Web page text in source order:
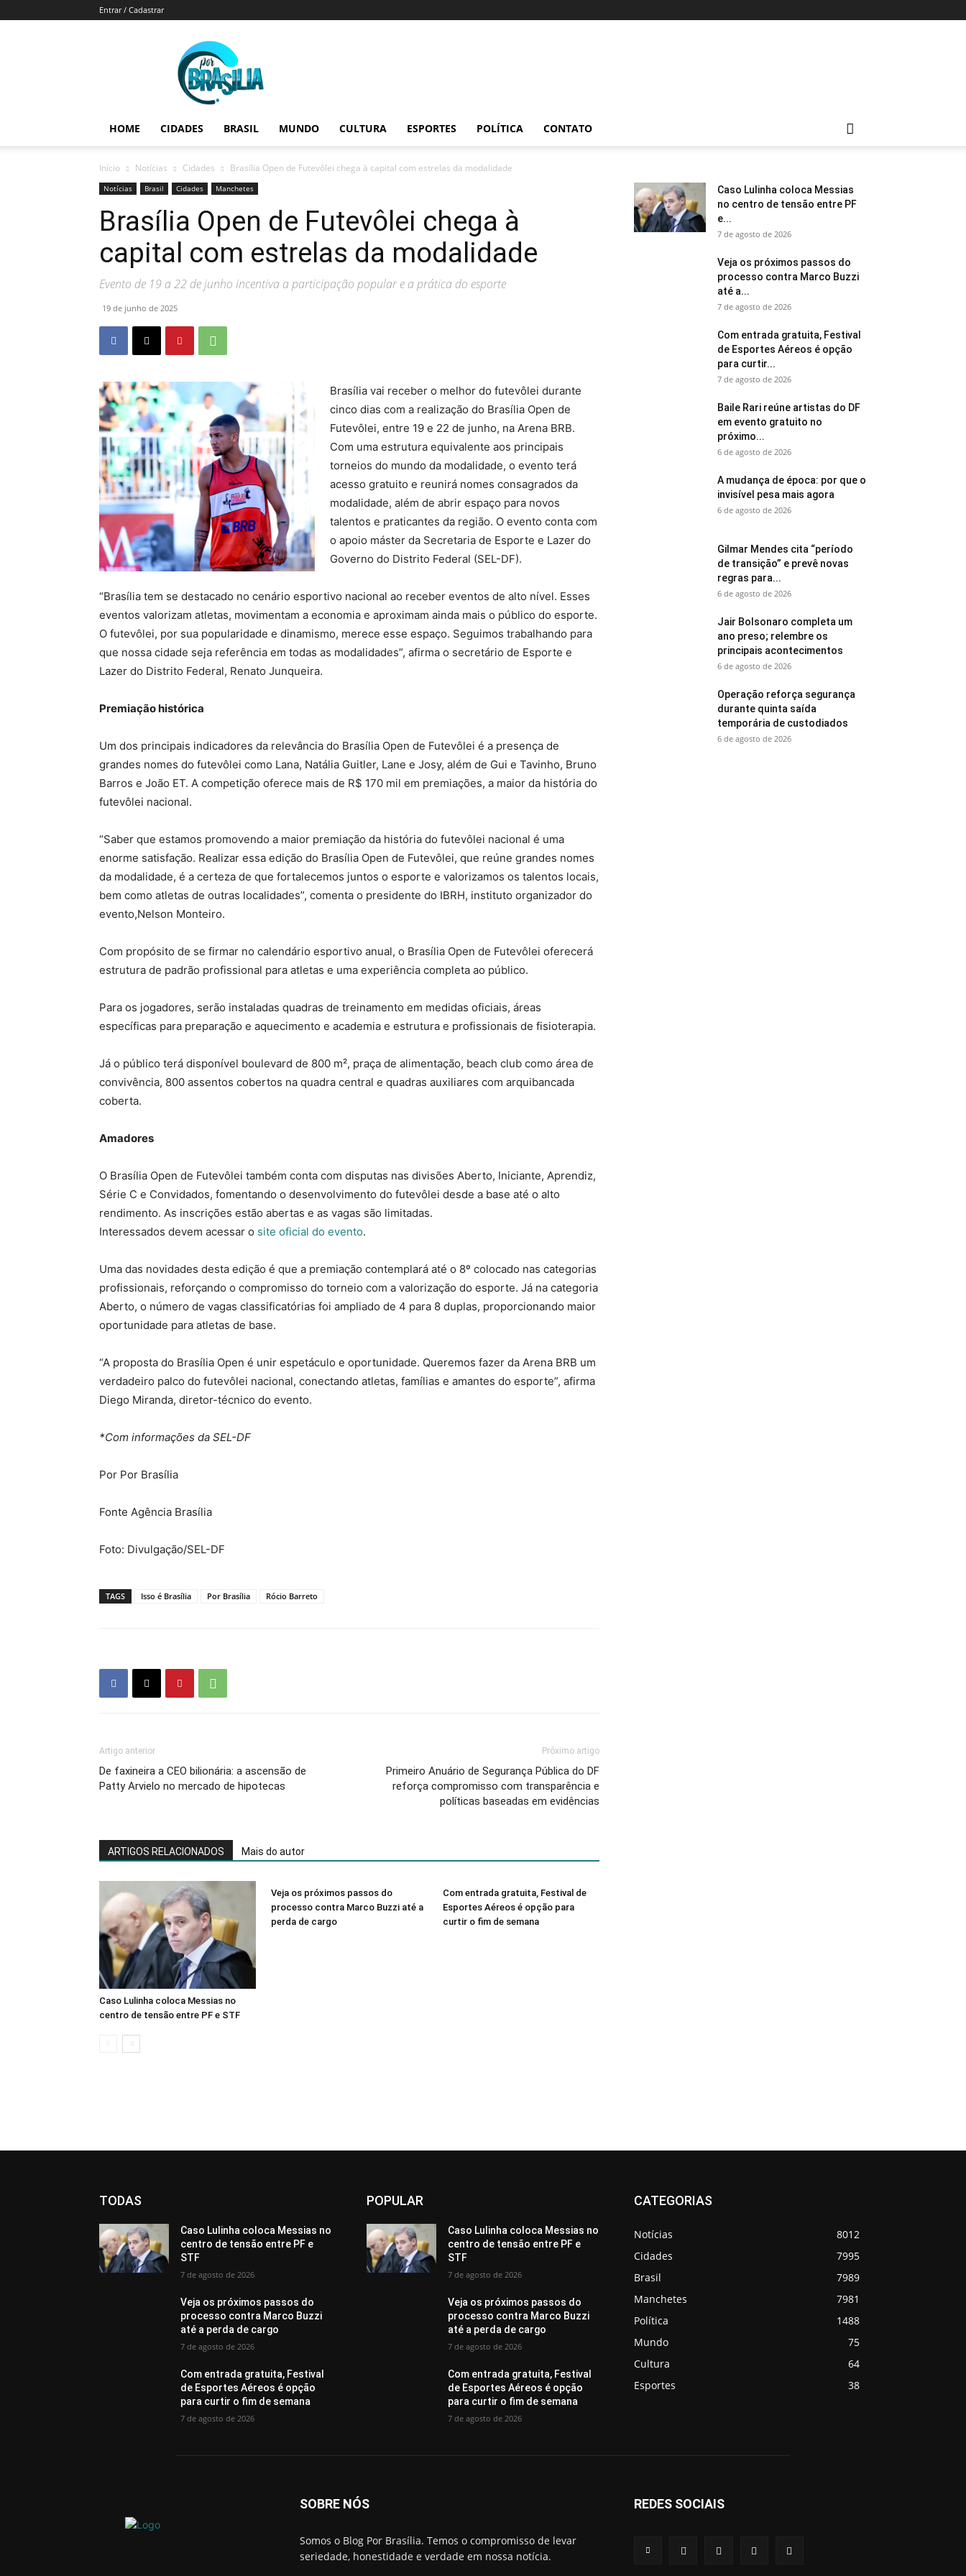
Entrar / Cadastrar
Por
Brasília
HOME CIDADES BRASIL MUNDO CULTURA ESPORTES POLÍTICA CONTATO
Início Notícias Cidades Brasília Open de Futevôlei chega à capital com estrelas da modalidade
Notícias Brasil Cidades Manchetes
Brasília Open de Futevôlei chega à
capital com estrelas da modalidade
Evento de 19 a 22 de junho incentiva a participação popular e a prática do esporte
19 de junho de 2025
Brasília vai receber o melhor do futevôlei durante
cinco dias com a realização do Brasília Open de
Futevôlei, entre 19 e 22 de junho, na Arena BRB.
Com uma estrutura equivalente aos principais
torneios do mundo da modalidade, o evento terá
acesso gratuito e reunirá nomes consagrados da
modalidade, além de abrir espaço para novos
talentos e praticantes da região. O evento conta com
o apoio máster da Secretaria de Esporte e Lazer do
Governo do Distrito Federal (SEL-DF).
“Brasília tem se destacado no cenário esportivo nacional ao receber eventos de alto nível. Esses
eventos valorizam atletas, movimentam a economia e aproximam ainda mais o público do esporte.
O futevôlei, por sua popularidade e dinamismo, merece esse espaço. Seguimos trabalhando para
que nossa cidade seja referência em todas as modalidades”, afirma o secretário de Esporte e
Lazer do Distrito Federal, Renato Junqueira.
Premiação histórica
Um dos principais indicadores da relevância do Brasília Open de Futevôlei é a presença de
grandes nomes do futevôlei como Lana, Natália Guitler, Lane e Josy, além de Gui e Tavinho, Bruno
Barros e João ET. A competição oferece mais de R$ 170 mil em premiações, a maior da história do
futevôlei nacional.
“Saber que estamos promovendo a maior premiação da história do futevôlei nacional é uma
enorme satisfação. Realizar essa edição do Brasília Open de Futevôlei, que reúne grandes nomes
da modalidade, é a certeza de que fortalecemos juntos o esporte e valorizamos os talentos locais,
bem como atletas de outras localidades”, comenta o presidente do IBRH, instituto organizador do
evento,Nelson Monteiro.
Com propósito de se firmar no calendário esportivo anual, o Brasília Open de Futevôlei oferecerá
estrutura de padrão profissional para atletas e uma experiência completa ao público.
Para os jogadores, serão instaladas quadras de treinamento em medidas oficiais, áreas
específicas para preparação e aquecimento e academia e estrutura e profissionais de fisioterapia.
Já o público terá disponível boulevard de 800 m², praça de alimentação, beach club como área de
convivência, 800 assentos cobertos na quadra central e quadras auxiliares com arquibancada
coberta.
Amadores
O Brasília Open de Futevôlei também conta com disputas nas divisões Aberto, Iniciante, Aprendiz,
Série C e Convidados, fomentando o desenvolvimento do futevôlei desde a base até o alto
rendimento. As inscrições estão abertas e as vagas são limitadas.
Interessados devem acessar o site oficial do evento.
Uma das novidades desta edição é que a premiação contemplará até o 8º colocado nas categorias
profissionais, reforçando o compromisso do torneio com a valorização do esporte. Já na categoria
Aberto, o número de vagas classificatórias foi ampliado de 4 para 8 duplas, proporcionando maior
oportunidade para atletas de base.
“A proposta do Brasília Open é unir espetáculo e oportunidade. Queremos fazer da Arena BRB um
verdadeiro palco do futevôlei nacional, conectando atletas, famílias e amantes do esporte”, afirma
Diego Miranda, diretor-técnico do evento.
*Com informações da SEL-DF
Por Por Brasília
Fonte Agência Brasília
Foto: Divulgação/SEL-DF
TAGS Isso é Brasília Por Brasília Rócio Barreto
Artigo anterior
De faxineira a CEO bilionária: a ascensão de
Patty Arvielo no mercado de hipotecas
Próximo artigo
Primeiro Anuário de Segurança Pública do DF
reforça compromisso com transparência e
políticas baseadas em evidências
ARTIGOS RELACIONADOS Mais do autor
Caso Lulinha coloca Messias no
centro de tensão entre PF e STF
Veja os próximos passos do
processo contra Marco Buzzi até a
perda de cargo
Com entrada gratuita, Festival de
Esportes Aéreos é opção para
curtir o fim de semana
Caso Lulinha coloca Messias
no centro de tensão entre PF
e...
7 de agosto de 2026
Veja os próximos passos do
processo contra Marco Buzzi
até a...
7 de agosto de 2026
Com entrada gratuita, Festival
de Esportes Aéreos é opção
para curtir...
7 de agosto de 2026
Baile Rari reúne artistas do DF
em evento gratuito no
próximo...
6 de agosto de 2026
A mudança de época: por que o
invisível pesa mais agora
6 de agosto de 2026
Gilmar Mendes cita “período
de transição” e prevê novas
regras para...
6 de agosto de 2026
Jair Bolsonaro completa um
ano preso; relembre os
principais acontecimentos
6 de agosto de 2026
Operação reforça segurança
durante quinta saída
temporária de custodiados
6 de agosto de 2026
TODAS
Caso Lulinha coloca Messias no
centro de tensão entre PF e
STF
7 de agosto de 2026
Veja os próximos passos do
processo contra Marco Buzzi
até a perda de cargo
7 de agosto de 2026
Com entrada gratuita, Festival
de Esportes Aéreos é opção
para curtir o fim de semana
7 de agosto de 2026
POPULAR
Caso Lulinha coloca Messias no
centro de tensão entre PF e
STF
7 de agosto de 2026
Veja os próximos passos do
processo contra Marco Buzzi
até a perda de cargo
7 de agosto de 2026
Com entrada gratuita, Festival
de Esportes Aéreos é opção
para curtir o fim de semana
7 de agosto de 2026
CATEGORIAS
Notícias
8012
Cidades
7995
Brasil
7989
Manchetes
7981
Política
1488
Mundo
75
Cultura
64
Esportes
38
SOBRE NÓS
Somos o Blog Por Brasília. Temos o compromisso de levar
seriedade, honestidade e verdade em nossa notícia.
REDES SOCIAIS